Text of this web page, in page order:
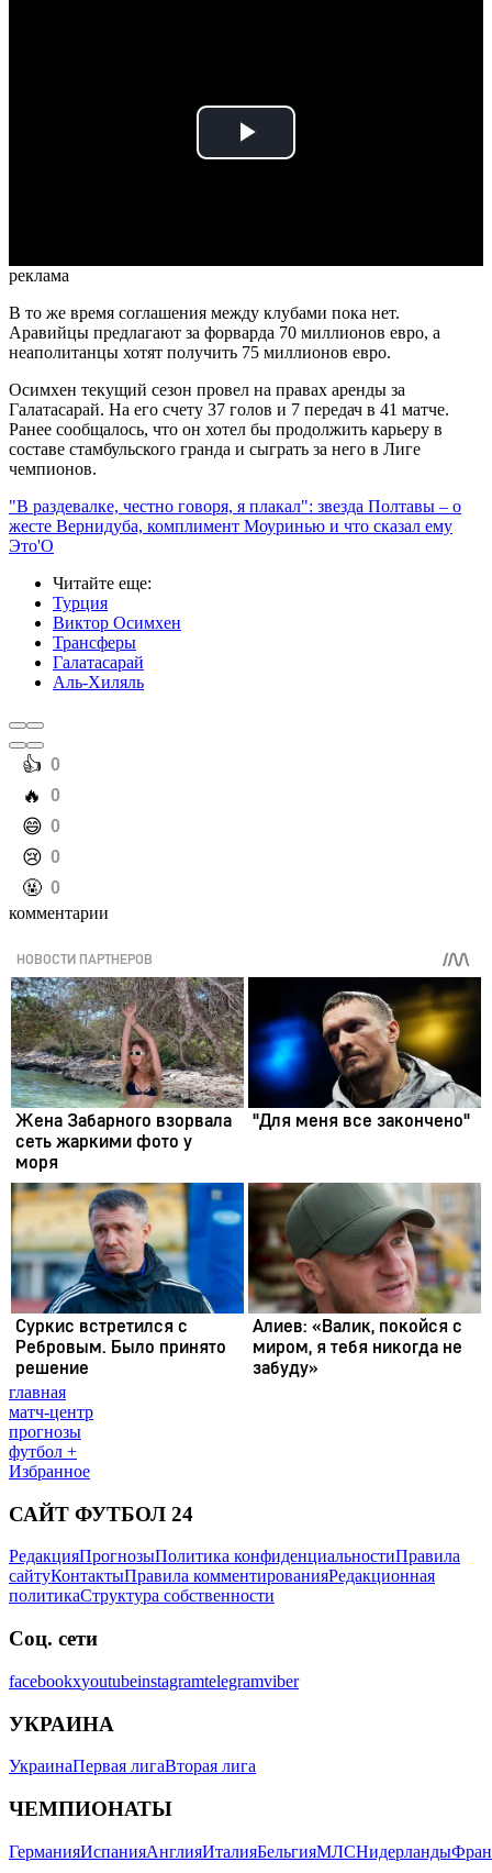
Play
реклама
В то же время соглашения между клубами пока нет.
Аравийцы предлагают за форварда 70 миллионов евро, а
неаполитанцы хотят получить 75 миллионов евро.
Осимхен текущий сезон провел на правах аренды за
Галатасарай. На его счету 37 голов и 7 передач в 41 матче.
Ранее сообщалось, что он хотел бы продолжить карьеру в
составе стамбульского гранда и сыграть за него в Лиге
чемпионов.
"В раздевалке, честно говоря, я плакал": звезда Полтавы – о
жесте Вернидуба, комплимент Моуринью и что сказал ему
Это'О
Читайте еще:
Турция
Виктор Осимхен
Трансферы
Галатасарай
Аль-Хиляль
️👍 0
️🔥 0
️😄 0
️😢 0
️🤬 0
комментарии
главная
матч-центр
прогнозы
футбол +
Избранное
САЙТ ФУТБОЛ 24
РедакцияПрогнозыПолитика конфиденциальностиПравила
сайтуКонтактыПравила комментированияРедакционная
политикаСтруктура собственности
Соц. сети
facebookxyoutubeinstagramtelegramviber
УКРАИНА
УкраинаПервая лигаВторая лига
ЧЕМПИОНАТЫ
ГерманияИспанияАнглияИталияБельгияМЛСНидерланды